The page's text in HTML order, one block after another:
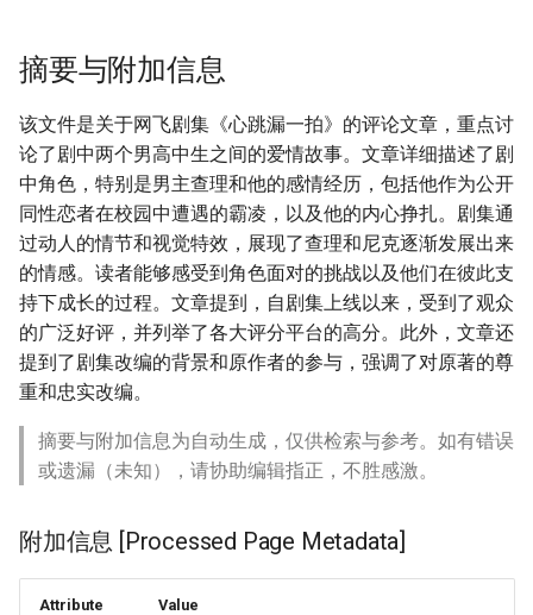
摘要与附加信息
该文件是关于网飞剧集《心跳漏一拍》的评论文章，重点讨
论了剧中两个男高中生之间的爱情故事。文章详细描述了剧
中角色，特别是男主查理和他的感情经历，包括他作为公开
同性恋者在校园中遭遇的霸凌，以及他的内心挣扎。剧集通
过动人的情节和视觉特效，展现了查理和尼克逐渐发展出来
的情感。读者能够感受到角色面对的挑战以及他们在彼此支
持下成长的过程。文章提到，自剧集上线以来，受到了观众
的广泛好评，并列举了各大评分平台的高分。此外，文章还
提到了剧集改编的背景和原作者的参与，强调了对原著的尊
重和忠实改编。
摘要与附加信息为自动生成，仅供检索与参考。如有错误
或遗漏（未知），请协助编辑指正，不胜感激。
附加信息 [Processed Page Metadata]
Attribute Value